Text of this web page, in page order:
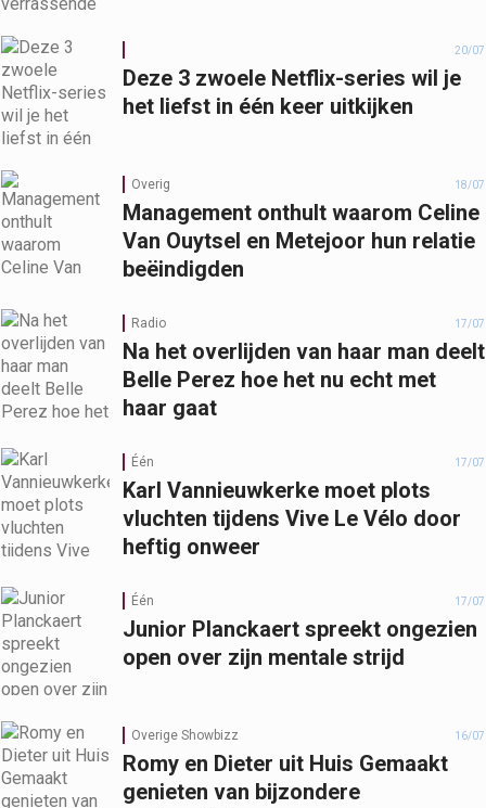
20/07
Deze 3 zwoele Netflix-series wil je
het liefst in één keer uitkijken
Overig 18/07
Management onthult waarom Celine
Van Ouytsel en Metejoor hun relatie
beëindigden
Radio 17/07
Na het overlijden van haar man deelt
Belle Perez hoe het nu echt met
haar gaat
Één 17/07
Karl Vannieuwkerke moet plots
vluchten tijdens Vive Le Vélo door
heftig onweer
Één 17/07
Junior Planckaert spreekt ongezien
open over zijn mentale strijd
Overige Showbizz 16/07
Romy en Dieter uit Huis Gemaakt
genieten van bijzondere